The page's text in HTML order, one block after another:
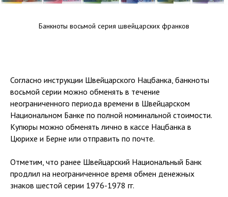
Банкноты восьмой серия швейцарских франков
Согласно инструкции Швейцарского Нацбанка, банкноты
восьмой серии можно обменять в течение
неограниченного периода времени в Швейцарском
Национальном Банке по полной номинальной стоимости.
Купюры можно обменять лично в кассе Нацбанка в
Цюрихе и Берне или отправить по почте.
Отметим, что ранее Швейцарский Национальный Банк
продлил на неограниченное время обмен денежных
знаков шестой серии 1976-1978 гг.